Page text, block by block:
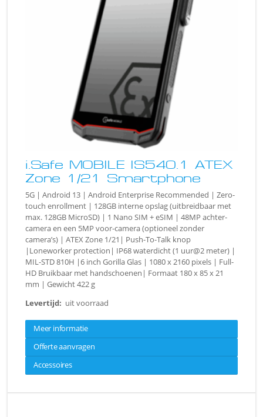
i.Safe MOBILE IS540.1 ATEX
Zone 1/21 Smartphone
5G | Android 13 | Android Enterprise Recommended | Zero-
touch enrollment | 128GB interne opslag (uitbreidbaar met
max. 128GB MicroSD) | 1 Nano SIM + eSIM | 48MP achter-
camera en een 5MP voor-camera (optioneel zonder
camera’s) | ATEX Zone 1/21| Push-To-Talk knop
|Loneworker protection| IP68 waterdicht (1 uur@2 meter) |
MIL-STD 810H |6 inch Gorilla Glas | 1080 x 2160 pixels | Full-
HD Bruikbaar met handschoenen| Formaat 180 x 85 x 21
mm | Gewicht 422 g
Levertijd: uit voorraad
Meer informatie
Offerte aanvragen
Accessoires